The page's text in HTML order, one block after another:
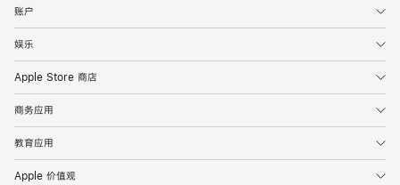
账户
娱乐
Apple Store 商店
商务应用
教育应用
Apple 价值观